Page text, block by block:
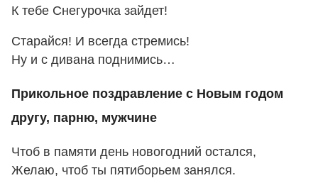
К тебе Снегурочка зайдет!
Старайся! И всегда стремись!
Ну и с дивана поднимись…
Прикольное поздравление с Новым годом
другу, парню, мужчине
Чтоб в памяти день новогодний остался,
Желаю, чтоб ты пятиборьем занялся.